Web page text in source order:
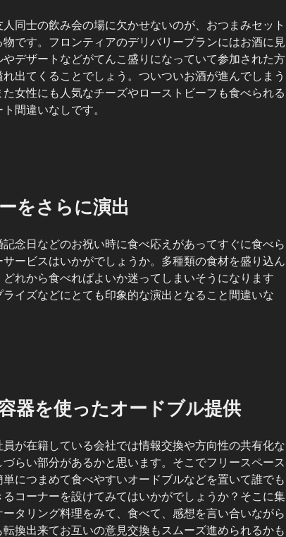
同士の飲み会の場に欠かせないのが、おつまみセット
物です。フロンティアのデリバリープランにはお酒に見
デザートなどがてんこ盛りになっていて参加された方
出てくることでしょう。ついついお酒が進んでしまう
た女性にも人気なチーズやローストビーフも食べられる
間違いなしです。
をさらに演出
記念日などのお祝い時に食べ応えがあってすぐに食べら
サービスはいかがでしょうか。多種類の食材を盛り込ん
どれから食べればよいか迷ってしまいそうになります
ライズなどにとても印象的な演出となること間違いな
器を使ったオードブル提供
が在籍している会社では情報交換や方向性の共有化な
づらい部分があるかと思います。そこでフリースペース
につまめて食べやすいオードブルなどを置いて誰でも
るコーナーを設けてみてはいかがでしょうか？そこに集
ータリング料理をみて、食べて、感想を言い合いながら
換出来てお互いの意見交換もスムーズ進められるかも